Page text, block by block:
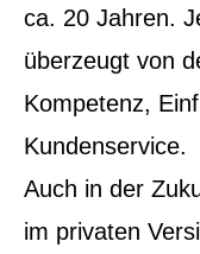
ca. 20 Jahren.
überzeugt von
Kompetenz,
Kundenservice.
Auch in der
im privaten